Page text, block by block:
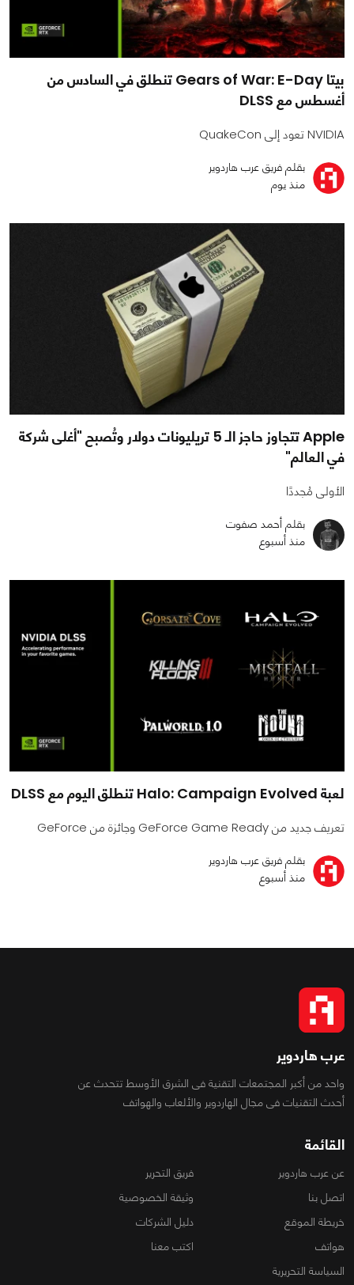
بيتا Gears of War: E-Day تنطلق في السادس من
أغسطس مع DLSS
NVIDIA تعود إلى QuakeCon
بقلم فريق عرب هاردوير
منذ يوم
Apple تتجاوز حاجز الـ 5 تريليونات دولار وتُصبح "أغلى شركة
في العالم"
الأولى مُجددًا
بقلم أحمد صفوت
منذ أسبوع
لعبة Halo: Campaign Evolved تنطلق اليوم مع DLSS
تعريف جديد من GeForce Game Ready وجائزة من GeForce
بقلم فريق عرب هاردوير
منذ أسبوع
عرب هاردوير
واحد من أكبر المجتمعات التقنية فى الشرق الأوسط تتحدث عن
أحدث التقنيات فى مجال الهاردوير والألعاب والهواتف
القائمة
عن عرب هاردوير
فريق التحرير
اتصل بنا
وثيقة الخصوصية
خريطة الموقع
دليل الشركات
هواتف
اكتب معنا
السياسة التحريرية